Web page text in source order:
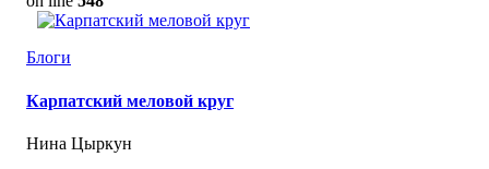
Блоги
Карпатский меловой круг
Нина Цыркун